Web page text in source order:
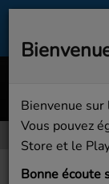
BILLX
Bienvenue sur
Vous pouvez
Store et le
Bonne écoute